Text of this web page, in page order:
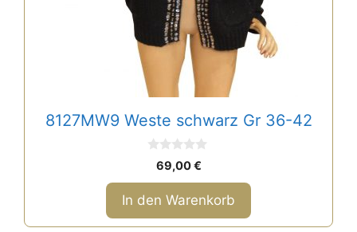
8127MW9 Weste schwarz Gr 36-42
o
n
5
69,00€
In den Warenkorb